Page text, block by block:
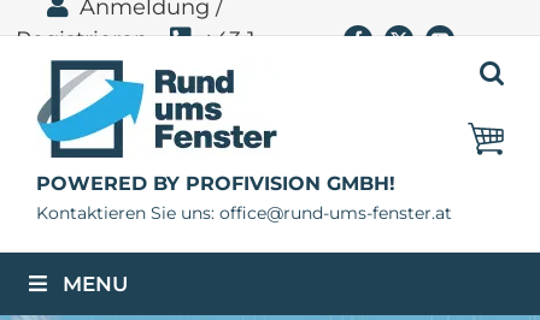
Inhalt
springen
Anmeldung /
Registrieren
+43 1
400 11 06
Facebook
X YouTube
POWERED BY PROFIVISION GMBH!
Kontaktieren Sie uns: office@rund-ums-fenster.at
MENU